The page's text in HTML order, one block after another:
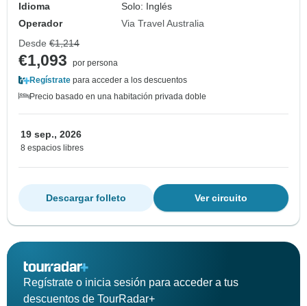
Idioma
Solo: Inglés
Operador
Via Travel Australia
Desde €1,214
€1,093
por persona
Regístrate para acceder a los descuentos
Precio basado en una habitación privada doble
19 sep., 2026
8 espacios libres
Ver circuito
Descargar folleto
Regístrate o inicia sesión para acceder a tus
descuentos de TourRadar+